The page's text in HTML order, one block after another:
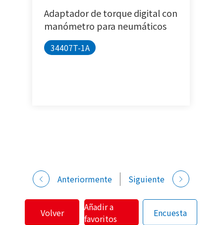
Adaptador de torque digital con
manómetro para neumáticos
34407T-1A
Anteriormente Siguiente
Volver
Añadir a
favoritos
Encuesta